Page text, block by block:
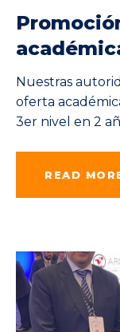
Nuestras
oferta
3er nivel en 2
READ